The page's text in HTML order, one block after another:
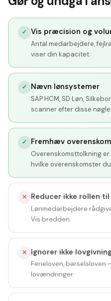
✓ Vis præcision og
Antal medarbejdere,
viser din kapacitet.
✓ Nævn lønsystemer
SAP HCM, SD Løn,
scanner efter disse
✓ Fremhæv
Overenskomsttolkning
hvilke overenskomster
✕ Reducer ikke rollen
Lønmedarbejdere
Vis bredden.
✕ Ignorer ikke
Ferieloven, barselsloven
lovændringer.